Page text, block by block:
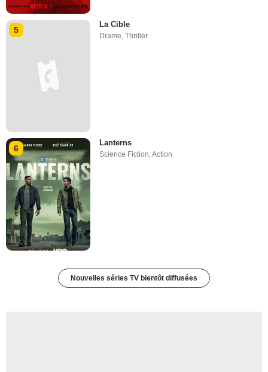
5
La Cible
Drame,Thriller
6
Lanterns
Science Fiction,Action
Nouvelles séries TV bientôt diffusées